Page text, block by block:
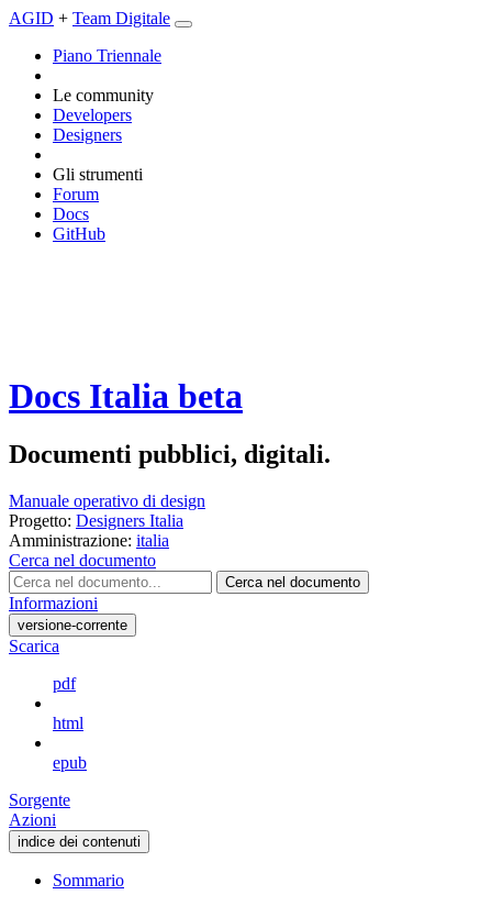
AGID + Team Digitale
Piano Triennale
Le community
Developers
Designers
Gli strumenti
Forum
Docs
GitHub
Docs Italia beta
Documenti pubblici, digitali.
Manuale operativo di design
Progetto: Designers Italia
Amministrazione: italia
Cerca nel documento
Cerca nel documento
Informazioni
versione-corrente
Scarica
pdf
html
epub
Sorgente
Azioni
indice dei contenuti
Sommario